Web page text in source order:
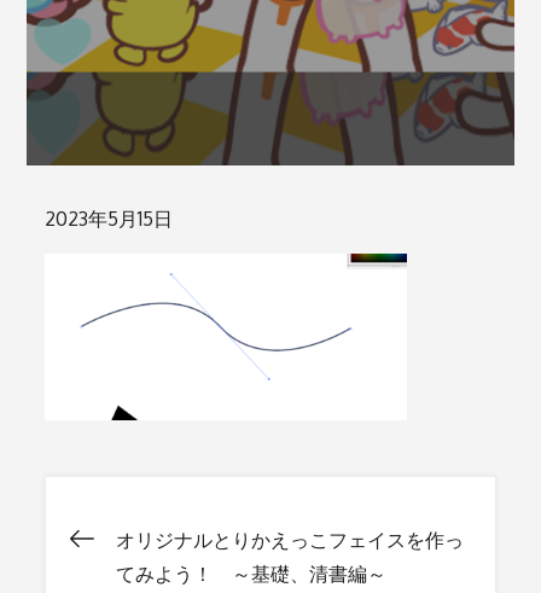
Posted
2023年5月15日
投オリジナルとりかえっこフェイスを作っ
てみよう！ ～基礎、清書編～